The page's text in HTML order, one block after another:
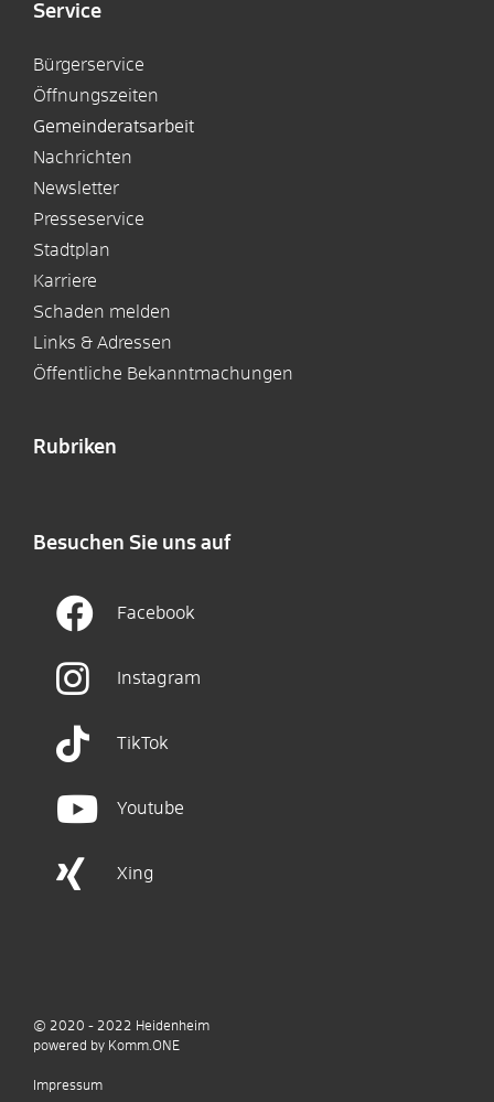
Service
Bürgerservice
Öffnungszeiten
Gemeinderatsarbeit
Nachrichten
Newsletter
Presseservice
Stadtplan
Karriere
Schaden melden
Links & Adressen
Öffentliche Bekanntmachungen
Rubriken
Besuchen Sie uns auf
Facebook
Instagram
TikTok
Youtube
Xing
© 2020 - 2022 Heidenheim
powered by Komm.ONE
Impressum